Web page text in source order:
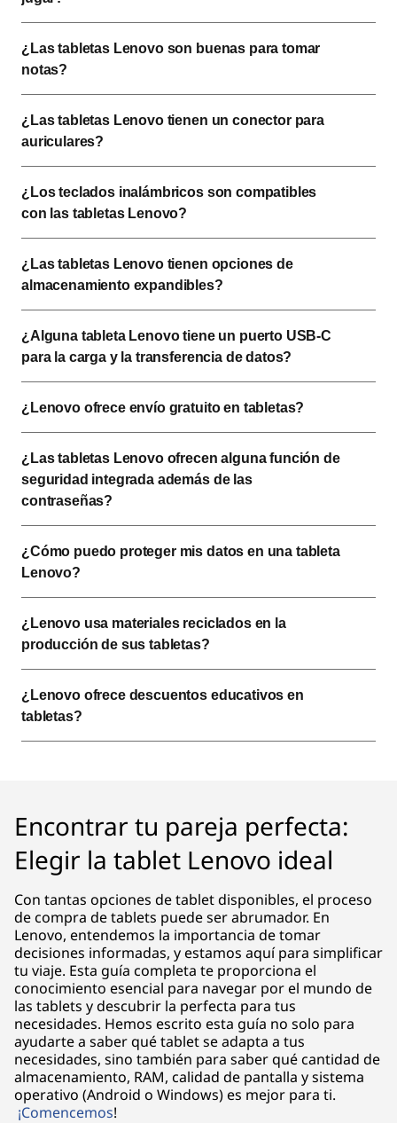
¿Las tabletas Lenovo son buenas para tomar
notas?
¿Las tabletas Lenovo tienen un conector para
auriculares?
¿Los teclados inalámbricos son compatibles
con las tabletas Lenovo?
¿Las tabletas Lenovo tienen opciones de
almacenamiento expandibles?
¿Alguna tableta Lenovo tiene un puerto USB-C
para la carga y la transferencia de datos?
¿Lenovo ofrece envío gratuito en tabletas?
¿Las tabletas Lenovo ofrecen alguna función de
seguridad integrada además de las
contraseñas?
¿Cómo puedo proteger mis datos en una tableta
Lenovo?
¿Lenovo usa materiales reciclados en la
producción de sus tabletas?
¿Lenovo ofrece descuentos educativos en
tabletas?
Encontrar tu pareja perfecta:
Elegir la tablet Lenovo ideal
Con tantas opciones de tablet disponibles, el proceso
de compra de tablets puede ser abrumador. En
Lenovo, entendemos la importancia de tomar
decisiones informadas, y estamos aquí para simplificar
tu viaje. Esta guía completa te proporciona el
conocimiento esencial para navegar por el mundo de
las tablets y descubrir la perfecta para tus
necesidades. Hemos escrito esta guía no solo para
ayudarte a saber qué tablet se adapta a tus
necesidades, sino también para saber qué cantidad de
almacenamiento, RAM, calidad de pantalla y sistema
operativo (Android o Windows) es mejor para ti.
¡Comencemos!